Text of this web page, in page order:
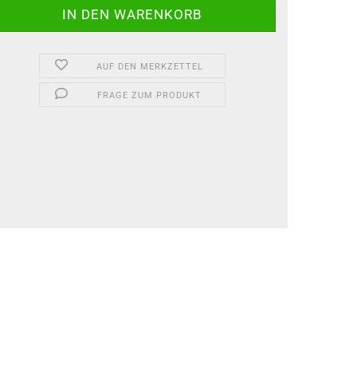
AUF DEN MERKZETTEL
FRAGE ZUM PRODUKT